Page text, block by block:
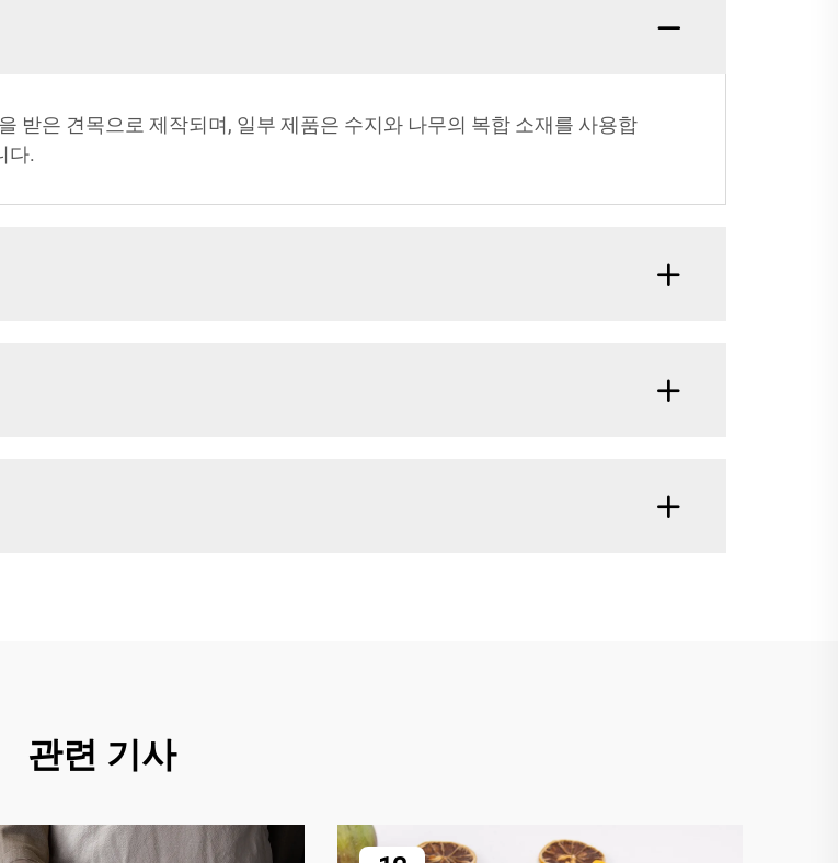
받은 견목으로 제작되며, 일부 제품은 수지와 나무의 복합 소재를 사용합
다.
관련 기사